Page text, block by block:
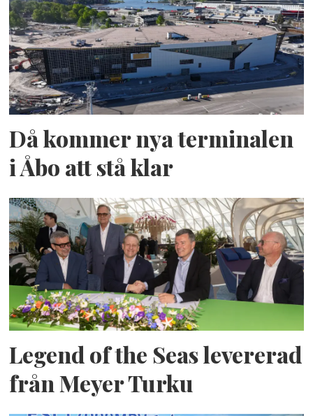
Då kommer nya terminalen
i Åbo att stå klar
Legend of the Seas levererad
från Meyer Turku